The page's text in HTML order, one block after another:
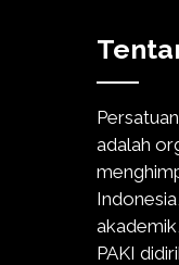
adalah
PAKI